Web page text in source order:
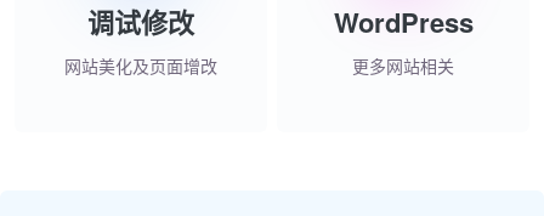
调试修改
网站美化及页面增改
WordPress
更多网站相关